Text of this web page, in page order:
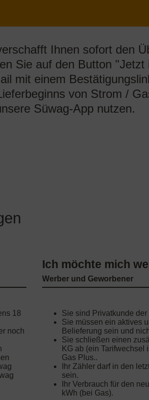
Ihnen sofort den
Sie auf den Button
mit einem
von Strom /
Süwag-App nutzen.